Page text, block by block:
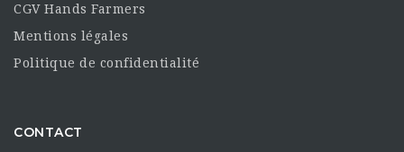
CGV Hands Farmers
Mentions légales
Politique de confidentialité
CONTACT